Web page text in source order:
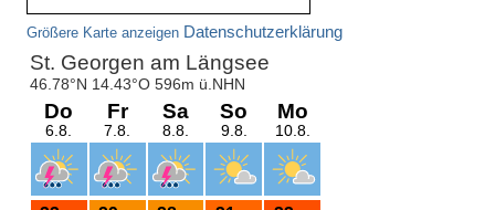
Größere Karte anzeigen Datenschutzerklärung